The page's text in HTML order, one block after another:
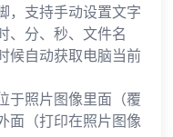
，支持手动设置文字
、分、秒、文件名
候自动获取电脑当前
于照片图像里面（覆
面（打印在照片图像